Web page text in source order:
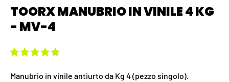
TOORX MANUBRIO IN VINILE 4 KG
- MV-4
Manubrio in vinile antiurto da Kg 4 (pezzo singolo).